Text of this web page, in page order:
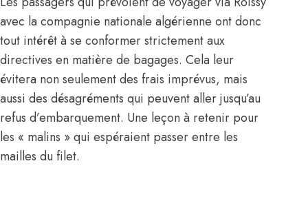
avec la compagnie nationale algérienne ont donc
tout intérêt à se conformer strictement aux
directives en matière de bagages. Cela leur
évitera non seulement des frais imprévus, mais
aussi des désagréments qui peuvent aller jusqu’au
refus d’embarquement. Une leçon à retenir pour
les « malins » qui espéraient passer entre les
mailles du filet.